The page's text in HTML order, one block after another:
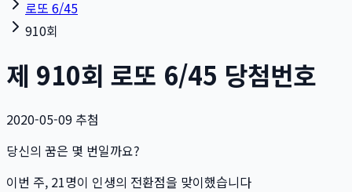
로또 6/45
910회
제 910회 로또 6/45 당첨번호
2020-05-09 추첨
당신의 꿈은 몇 번일까요?
이번 주, 21명이 인생의 전환점을 맞이했습니다